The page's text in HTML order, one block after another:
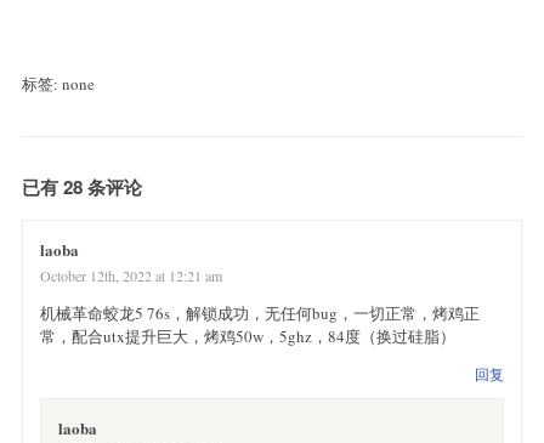
标签: none
已有 28 条评论
laoba
October 12th, 2022 at 12:21 am
机械革命蛟龙5 76s，解锁成功，无任何bug，一切正常，烤鸡正
常，配合utx提升巨大，烤鸡50w，5ghz，84度（换过硅脂）
回复
laoba